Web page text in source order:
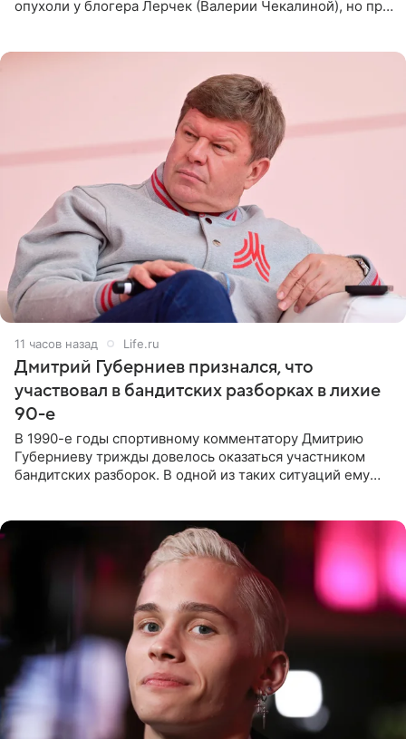
опухоли у блогера Лерчек (Валерии Чекалиной), но при
11 часов назад Life.ru
Дмитрий Губерниев признался, что
участвовал в бандитских разборках в лихие
90-е
В 1990-е годы спортивному комментатору Дмитрию
Губерниеву трижды довелось оказаться участником
бандитских разборок. В одной из таких ситуаций ему